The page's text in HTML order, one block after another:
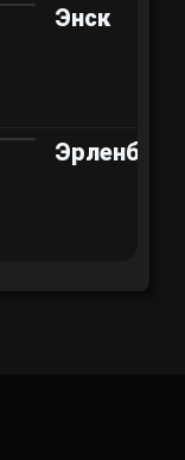
Энск
Эрленберг